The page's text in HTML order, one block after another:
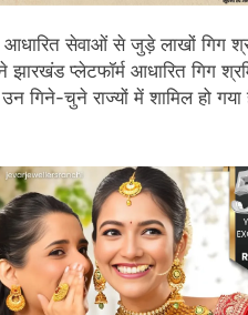
आधारित सेवाओं से जुड़े लाखों गिग
ने झारखंड प्लेटफॉर्म आधारित
चुने राज्यों में शामिल हो गया